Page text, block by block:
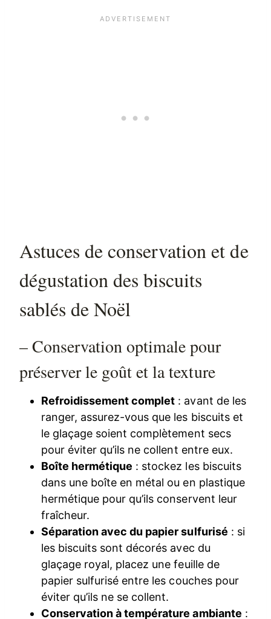
Astuces de conservation et de
dégustation des biscuits
sablés de Noël
– Conservation optimale pour
préserver le goût et la texture
Refroidissement complet : avant de les
ranger, assurez-vous que les biscuits et
le glaçage soient complètement secs
pour éviter qu’ils ne collent entre eux.
Boîte hermétique : stockez les biscuits
dans une boîte en métal ou en plastique
hermétique pour qu’ils conservent leur
fraîcheur.
Séparation avec du papier sulfurisé : si
les biscuits sont décorés avec du
glaçage royal, placez une feuille de
papier sulfurisé entre les couches pour
éviter qu’ils ne se collent.
Conservation à température ambiante :